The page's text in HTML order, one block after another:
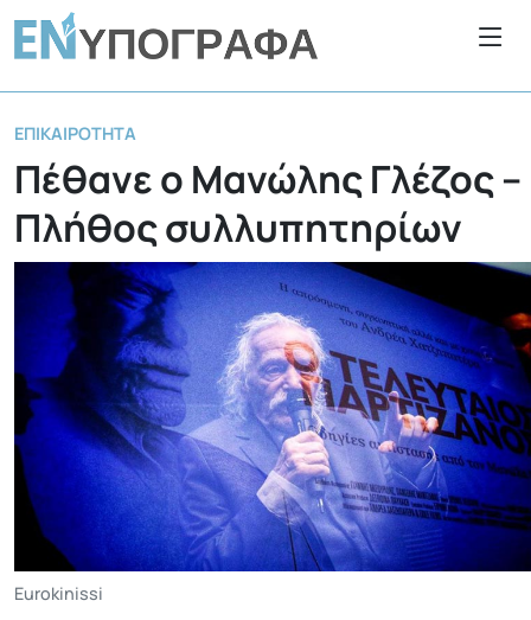
ΕΠΙΚΑΙΡΌΤΗΤΑ
Πέθανε ο Μανώλης Γλέζος –
Πλήθος συλλυπητηρίων
Eurokinissi